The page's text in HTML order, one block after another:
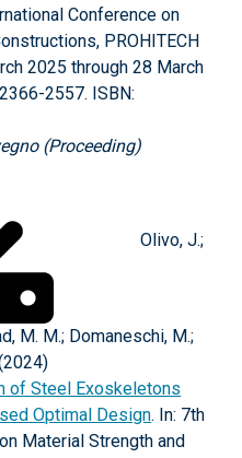
Conference on
PROHITECH
2025 through 28 March
2557. ISBN:
(Proceeding)
Olivo, J.;
M. M.; Domaneschi, M.;
of Steel Exoskeletons
Optimal Design. In: 7th
Material Strength and